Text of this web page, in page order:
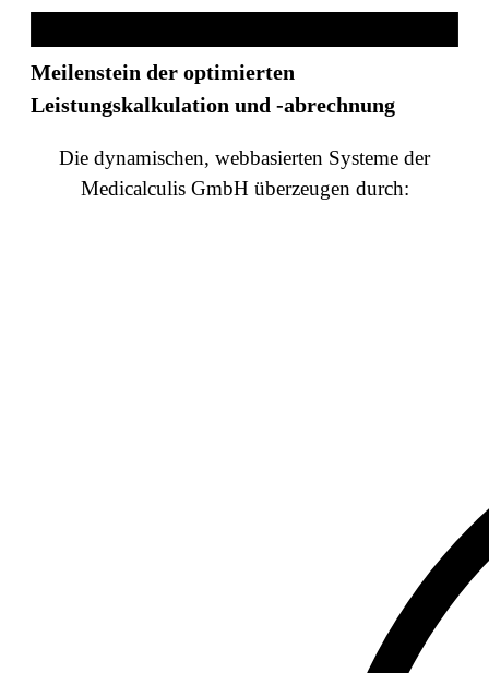
Meilenstein der optimierten
Leistungskalkulation und -abrechnung
Die dynamischen, webbasierten Systeme der
Medicalculis GmbH überzeugen durch: